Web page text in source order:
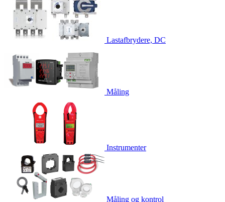
Lastafbrydere, DC
Måling
Instrumenter
Måling og kontrol